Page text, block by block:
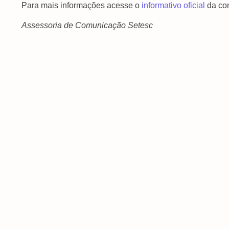
Para mais informações acesse o informativo oficial da
Assessoria de Comunicação Setesc